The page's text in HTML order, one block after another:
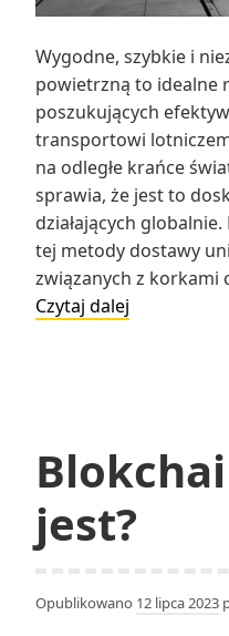
Wygodne, szybkie i
powietrzną to idealne
poszukujących
transportowi
na odległe krańce
sprawia, że jest to
działających
tej metody dostawy
związanych z
Czytaj dalej
jest?
Opublikowano 12 lipca 2023